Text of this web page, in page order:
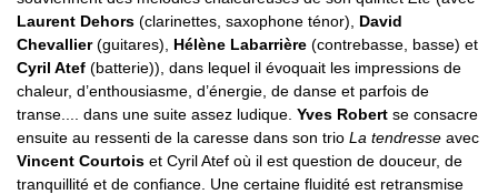
Laurent Dehors (clarinettes, saxophone ténor), David
Chevallier(guitares), Hélène Labarrière (contrebasse, basse) et
Cyril Atef (batterie)), dans lequel il évoquait les impressions de
chaleur, d’enthousiasme, d’énergie, de danse et parfois de
transe.... dans une suite assez ludique. Yves Robert se consacre
ensuite au ressenti de la caresse dans son trio La tendresse avec
Vincent Courtois et Cyril Atef où il est question de douceur, de
tranquillité et de confiance. Une certaine fluidité est retransmise